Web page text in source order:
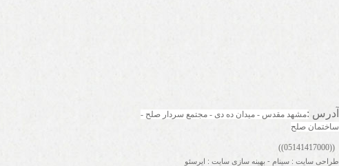
آدرس :
ساختمان صلح
((05141417000))
طراحی سایت : سینام - بهینه سازی سایت : ایرسئو